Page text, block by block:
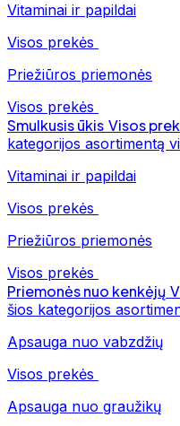
Vitaminai ir papildai
Visos prekės
Priežiūros priemonės
Visos prekės
Smulkusis ūkis Visos
kategorijos asortimentą
Vitaminai ir papildai
Visos prekės
Priežiūros priemonės
Visos prekės
Priemonės nuo kenkėjų
šios kategorijos
Apsauga nuo vabzdžių
Visos prekės
Apsauga nuo graužikų